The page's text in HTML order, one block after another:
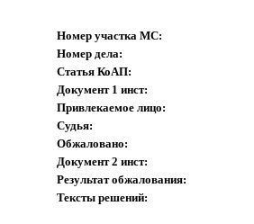
Номер участка МС:
Номер дела:
Статья КоАП:
Документ 1 инст:
Привлекаемое лицо:
Судья:
Обжаловано:
Документ 2 инст:
Результат обжалования:
Тексты решений: